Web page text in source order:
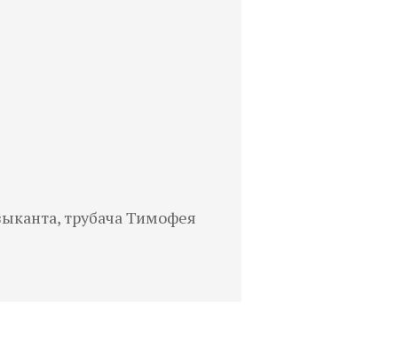
трубача Тимофея